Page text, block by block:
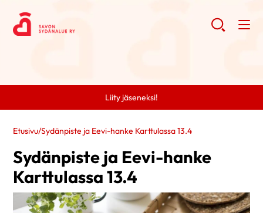
Liity jäseneksi!
Etusivu/Sydänpiste ja Eevi-hanke Karttulassa 13.4
Sydänpiste ja Eevi-hanke
Karttulassa 13.4